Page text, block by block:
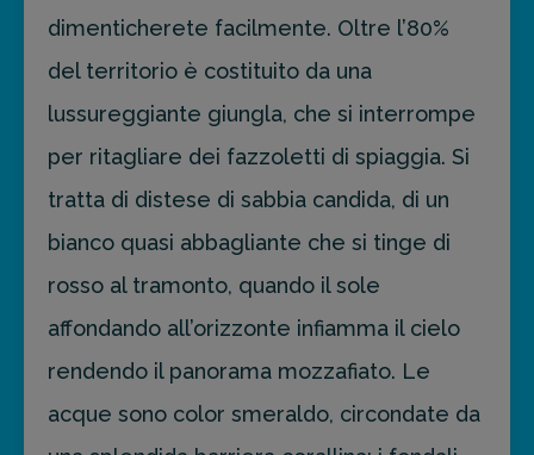
dimenticherete facilmente. Oltre l’80%
del territorio è costituito da una
lussureggiante giungla, che si interrompe
per ritagliare dei fazzoletti di spiaggia. Si
tratta di distese di sabbia candida, di un
bianco quasi abbagliante che si tinge di
rosso al tramonto, quando il sole
affondando all’orizzonte infiamma il cielo
rendendo il panorama mozzafiato. Le
acque sono color smeraldo, circondate da